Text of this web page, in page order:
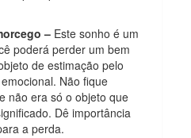
– Este sonho é um
poderá perder um bem
de estimação pelo
Não fique
não era só o objeto que
Dê importância
a perda.